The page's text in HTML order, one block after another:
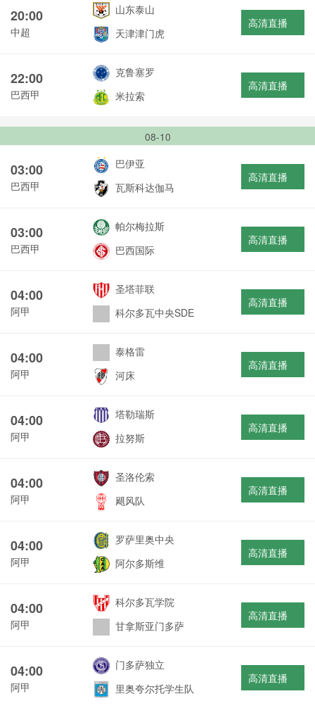
20:00
中超
山东泰山
天津津门虎
高清直播
22:00
巴西甲
克鲁塞罗
米拉索
高清直播
08-10
03:00
巴西甲
巴伊亚
瓦斯科达伽马
高清直播
03:00
巴西甲
帕尔梅拉斯
巴西国际
高清直播
04:00
阿甲
圣塔菲联
科尔多瓦中央SDE
高清直播
04:00
阿甲
泰格雷
河床
高清直播
04:00
阿甲
塔勒瑞斯
拉努斯
高清直播
04:00
阿甲
圣洛伦索
飓风队
高清直播
04:00
阿甲
罗萨里奥中央
阿尔多斯维
高清直播
04:00
阿甲
科尔多瓦学院
甘拿斯亚门多萨
高清直播
04:00
阿甲
门多萨独立
里奥夸尔托学生队
高清直播